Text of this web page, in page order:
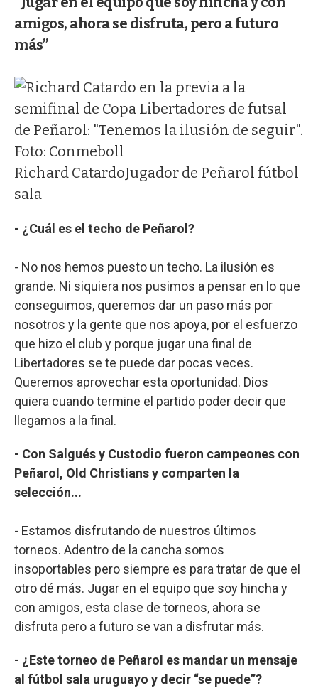
amigos, ahora se disfruta, pero a futuro
más”
Richard CatardoJugador de Peñarol fútbol
sala
- ¿Cuál es el techo de Peñarol?
- No nos hemos puesto un techo. La ilusión es
grande. Ni siquiera nos pusimos a pensar en lo que
conseguimos, queremos dar un paso más por
nosotros y la gente que nos apoya, por el esfuerzo
que hizo el club y porque jugar una final de
Libertadores se te puede dar pocas veces.
Queremos aprovechar esta oportunidad. Dios
quiera cuando termine el partido poder decir que
llegamos a la final.
- Con Salgués y Custodio fueron campeones con
Peñarol, Old Christians y comparten la
selección...
- Estamos disfrutando de nuestros últimos
torneos. Adentro de la cancha somos
insoportables pero siempre es para tratar de que el
otro dé más. Jugar en el equipo que soy hincha y
con amigos, esta clase de torneos, ahora se
disfruta pero a futuro se van a disfrutar más.
- ¿Este torneo de Peñarol es mandar un mensaje
al fútbol sala uruguayo y decir “se puede”?